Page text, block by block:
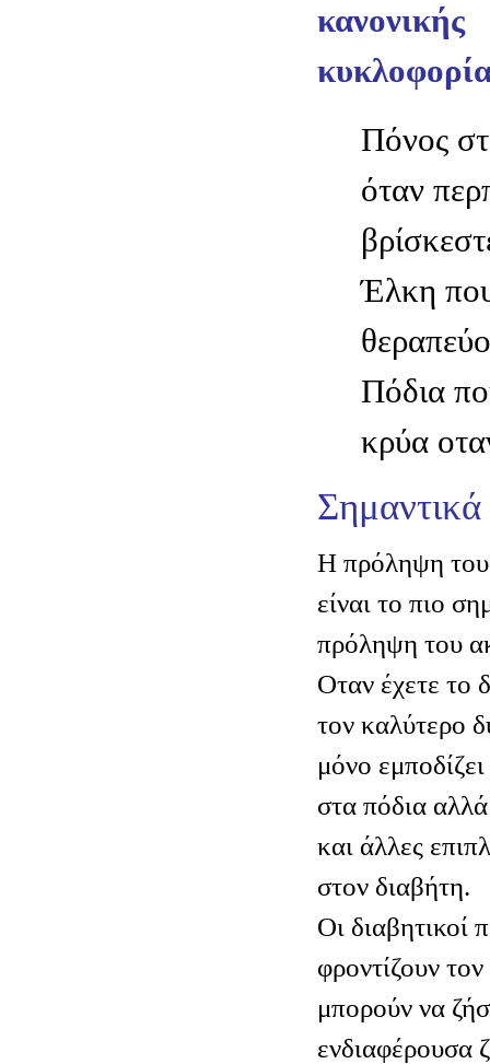
κανονικής
Πόνος
όταν
Έλκη
Πόδια
κρύα
Η πρόληψη του
είναι το πιο
πρόληψη του
Οταν έχετε το
τον καλύτερο
μόνο
στα πόδια
και άλλες
στον διαβήτη.
Οι διαβητικοί
φροντίζουν
μπορούν να
ενδιαφέρουσα